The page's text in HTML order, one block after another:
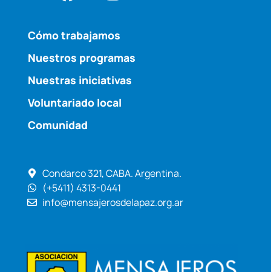
Cómo trabajamos
Nuestros programas
Nuestras iniciativas
Voluntariado local
Comunidad
Condarco 321, CABA. Argentina.
(+5411) 4313-0441
info@mensajerosdelapaz.org.ar